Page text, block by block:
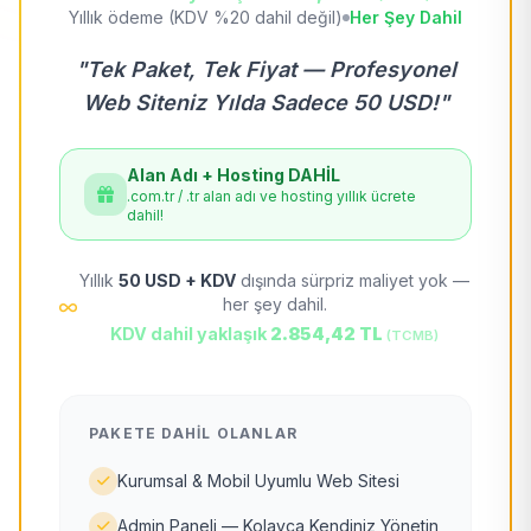
Yıllık ödeme (KDV %20 dahil değil) Her Şey Dahil
"Tek Paket, Tek Fiyat — Profesyonel
Web Siteniz Yılda Sadece 50 USD!"
Alan Adı + Hosting DAHİL
.com.tr / .tr alan adı ve hosting yıllık ücrete
dahil!
Yıllık 50 USD + KDV dışında sürpriz maliyet yok —
her şey dahil.
KDV dahil yaklaşık 2.854,42 TL (TCMB)
PAKETE DAHIL OLANLAR
Kurumsal & Mobil Uyumlu Web Sitesi
Admin Paneli — Kolayca Kendiniz Yönetin